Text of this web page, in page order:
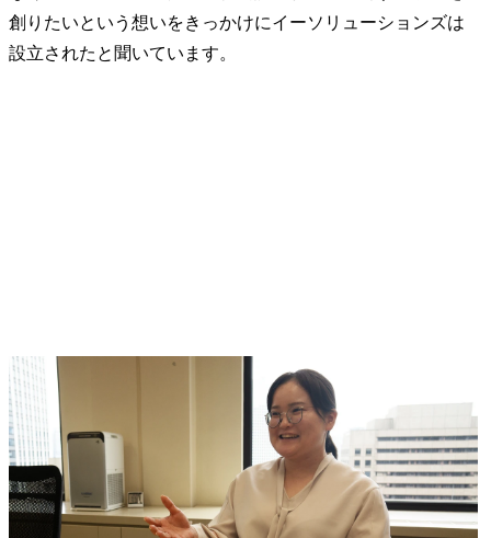
創りたいという想いをきっかけにイーソリューションズは
設立されたと聞いています。